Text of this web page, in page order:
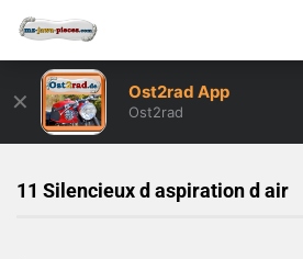
✕ Ost2rad App
Ost2rad
11 Silencieux d aspiration d air